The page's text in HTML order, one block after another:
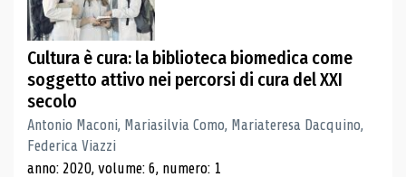
Cultura è cura: la biblioteca biomedica come
soggetto attivo nei percorsi di cura del XXI
secolo
Antonio Maconi, Mariasilvia Como, Mariateresa Dacquino,
Federica Viazzi
anno: 2020, volume: 6, numero: 1